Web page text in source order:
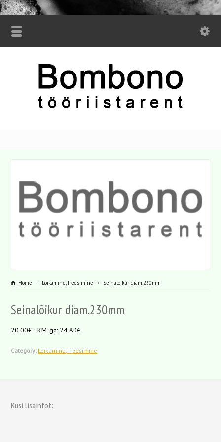
Home Lõikamine, freesimine Seinalõikur diam.230mm
Seinalõikur diam.230mm
20.00€ - KM-ga: 24.80€
Category: Lõikamine, freesimine
Küsi lisainfot: